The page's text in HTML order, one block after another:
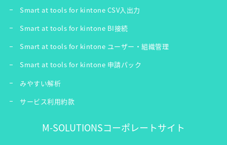
Smart at tools for kintone CSV入出力
Smart at tools for kintone BI接続
Smart at tools for kintone ユーザー・組織管理
Smart at tools for kintone 申請パック
みやすい解析
サービス利用約款
M-SOLUTIONSコーポレートサイト